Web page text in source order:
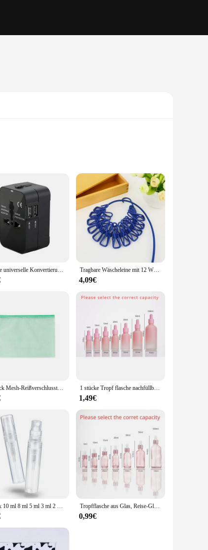
designed to meet the highest safety
anti-slip rails and secure fastenings, providing
Betten sets are designed to adapt to your needs.
from infancy through toddlerhood. The
heights, making it easy to keep your child's room
solution, the reise baby reise Betten sets are an
Globale universelle Konvertierung Reisest ecker USB-Buchsen eu us Wechselstrom adapter Konverter mit Kinderschutz Sicherheits abdeckung Verriegelung Tragbare Wäscheleine mit 12 Wäsche klammern, Reise Wäscheleine dehnbare versenkbare elastische Wäsche kleidung Trocknungs linie für den Außenbereich
4,09€
10 Stück Mesh-Reißverschlusstasche, wasserdichte Kunststoff-Dokumententasche, vielseitig einsetzbar, für Reisen, Aufbewahrung, Bürogeräte, Zuhause, Organisieren von Taschen 1 stücke Tropf flasche nachfüllbare Glas leere ätherische Öl Aroma therapie Flaschen tragbare Reise flüssige Pipetten Flaschen Behälter
1,49€
5 Stück 10 ml 8 ml 5 ml 3 ml 2 ml durchsichtige Kunststoff-Sprühflasche leer süßer Parfümzerstäuber für Reinigung, Reisen, ätherische Öle, Parfüm Tropfflasche aus Glas, Reise-Glasfläschchen, kosmetischer Probenbehälter für ätherische Öle, Parfüm mit Glas-Tropfpipetten, Flaschen
0,99€